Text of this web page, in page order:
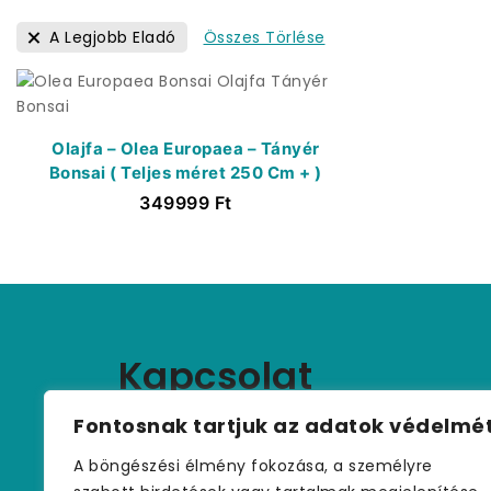
Fontosnak tartjuk az adatok
A böngészési élmény fokozása, a személyre
A Legjobb Eladó Összes Törlése
Olajfa – Olea Europaea – Tányér
Bonsai ( Teljes méret 250 Cm + )
349999 Ft
Kapcsolat
palmakerteszet@gmail.com